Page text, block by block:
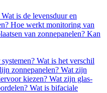
Wat is de levensduur en
Hoe werkt monitoring van
van zonnepanelen? Kan
Wat is het verschil
zonnepanelen? Wat zijn
kiezen? Wat zijn glas-
Wat is bifaciale